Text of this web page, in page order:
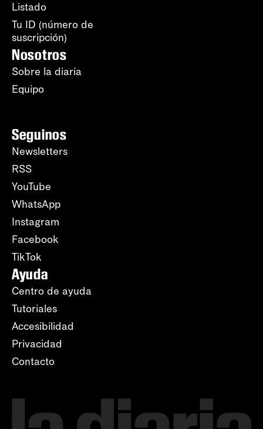
Listado
Tu ID (número de
suscripción)
Nosotros
Sobre la diaria
Equipo
Seguinos
Newsletters
RSS
YouTube
WhatsApp
Instagram
Facebook
TikTok
Ayuda
Centro de ayuda
Tutoriales
Accesibilidad
Privacidad
Contacto